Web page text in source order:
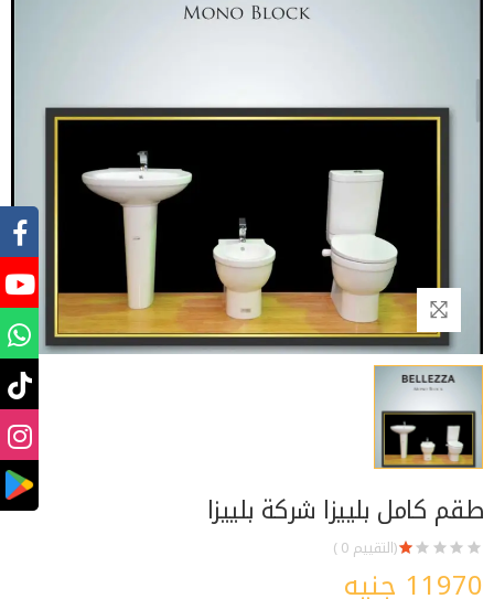
طقم كامل بلييزا شركة بلييزا
(التقييم 0 )
11970 جنيه